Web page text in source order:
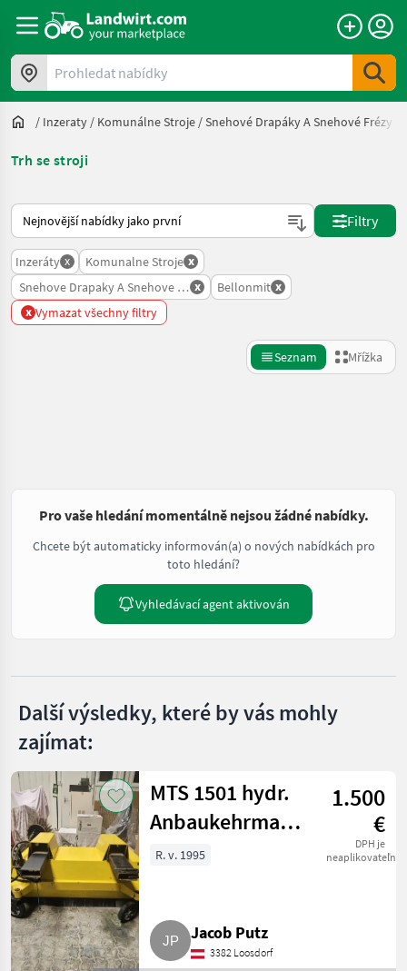
Prohledat nabídky
/ Inzeraty / Komunálne Stroje /Snehové Drapáky A Snehové Frézy
Trh se stroji
Takto se řadí nabídky na Landwirt.com
Filtry
Inzeráty x Komunalne Stroje x
Snehove Drapaky A Snehove Frezy
x Bellonmit x
x Vymazat všechny filtry
Seznam Mřížka
Pro vaše hledání momentálně nejsou žádné nabídky.
Chcete být automaticky informován(a) o nových nabídkách pro
toto hledání?
Vyhledávací agent aktivován
Další výsledky, které by vás mohly
zajímat:
MTS 1501 hydr.
Anbaukehrmaschine
für Stapler,
1.500
€
DPH je
neaplikovateľné
R. v. 1995
Jacob Putz
3382 Loosdorf